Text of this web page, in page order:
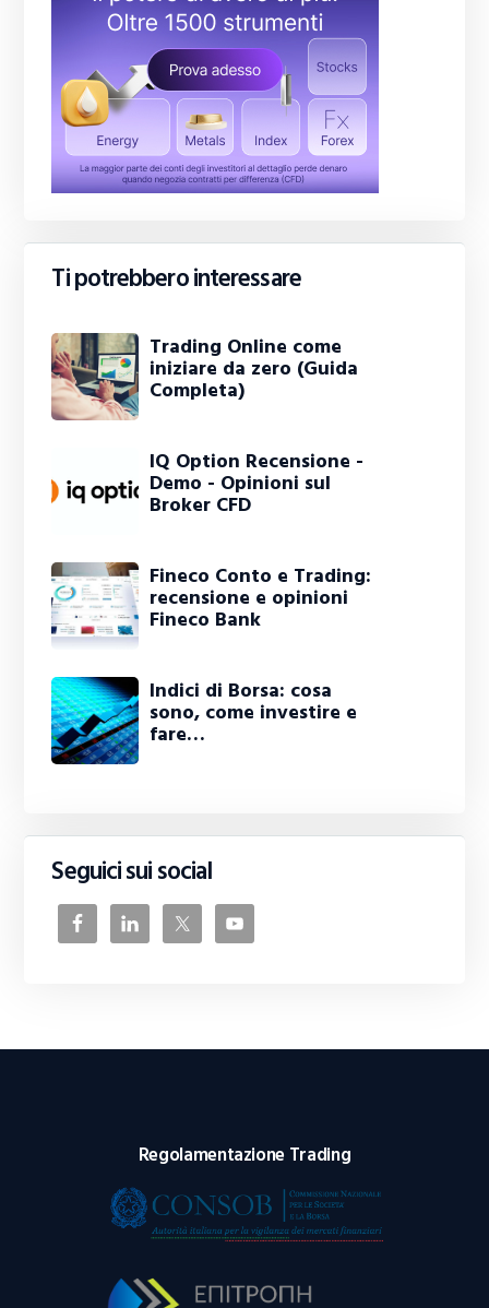
Ti potrebbero interessare
Trading Online come
iniziare da zero (Guida
Completa)
IQ Option Recensione -
Demo - Opinioni sul
Broker CFD
Fineco Conto e Trading:
recensione e opinioni
Fineco Bank
Indici di Borsa: cosa
sono, come investire e
fare…
Seguici sui social
Regolamentazione Trading